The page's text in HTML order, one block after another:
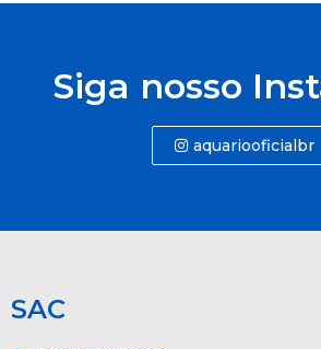
Siga nosso
aquariooficialbr
SAC